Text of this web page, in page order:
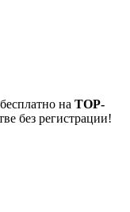
на TOP-
без регистрации!